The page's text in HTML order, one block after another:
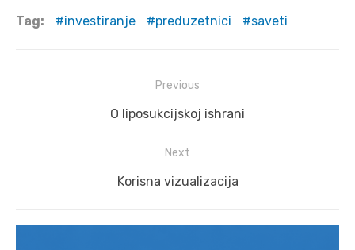
Tag: investiranje preduzetnici saveti
Previous
Previous
O liposukcijskoj ishrani
Next
Next
Korisna vizualizacija